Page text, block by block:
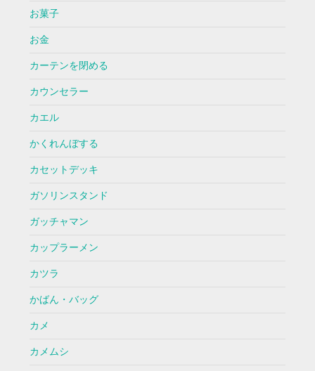
お菓子
お金
カーテンを閉める
カウンセラー
カエル
かくれんぼする
カセットデッキ
ガソリンスタンド
ガッチャマン
カップラーメン
カツラ
かばん・バッグ
カメ
カメムシ